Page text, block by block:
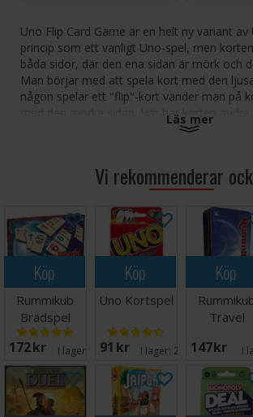
Uno Flip Card Game är en helt ny variant av
princip som ett vanligt Uno-spel, men
båda sidor, där den ena sidan är mörk och
Man börjar med att spela kort med den
någon spelar ett "flip"-kort vänder man på
med den mörka sidan. Här har korten andra
större straff. Istället för Draw One har den
Kom som vanligt ihåg att säga "UNO" när
Vi rekommenderar kortskydd för att förlänga
livslängd. Spelet innehåller 112 kort.
du häreller om du föredrar matta fodral så
fodral här
Antal spelare: 2-10
Ålder: 7+
Speltid: 30 minuter
Språk: Engelska
Läs mer
Vi rekommenderar
Köp
Rummikub
Brädspel
172 SEK I lager: 20+
Köp
Uno Kortspel
91 SEK I lager:20+
Köp
Travel
147 SEK I